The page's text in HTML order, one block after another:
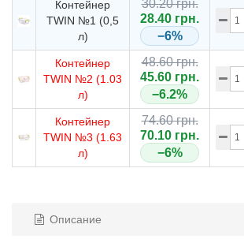
Контейнер
TWIN №1 (0,5
л)
30.20 грн.
28.40 грн.
−6%
Контейнер
TWIN №2 (1.03
л)
48.60 грн.
45.60 грн.
−6.2%
Контейнер
TWIN №3 (1.63
л)
74.60 грн.
70.10 грн.
−6%
Описание